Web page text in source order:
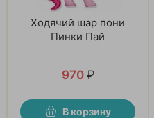
Ходячий шар пони
Пинки Пай
970 ₽
В корзину